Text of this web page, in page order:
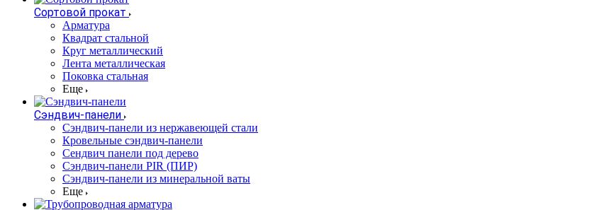
Сортовой прокат
Арматура
Квадрат стальной
Круг металлический
Лента металлическая
Поковка стальная
Еще
Сэндвич-панели
Cэндвич-панели из нержавеющей стали
Кровельные сэндвич-панели
Сендвич панели под дерево
Сэндвич-панели PIR (ПИР)
Сэндвич-панели из минеральной ваты
Еще